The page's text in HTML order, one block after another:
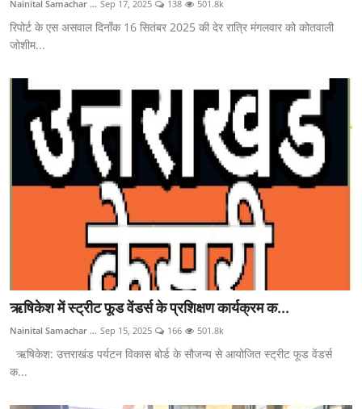
Nainital Samachar ... Sep 17, 2025 138 501.8k
रिपोर्ट के एस असवाल दिनाँक 16 सितंबर 2025 की देर रात्रि मंगलवार को कोतवाली
जोशीम...
ऋषिकेश में स्ट्रीट फूड वेंडर्स के प्रशिक्षण कार्यक्रम क...
Nainital Samachar ... Sep 15, 2025 166 501.8k
ऋषिकेश: उत्तराखंड पर्यटन विकास बोर्ड के सौजन्य से आयोजित स्ट्रीट फूड वेंडर्स
क...